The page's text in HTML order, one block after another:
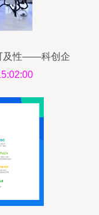
及性——科创企
活力